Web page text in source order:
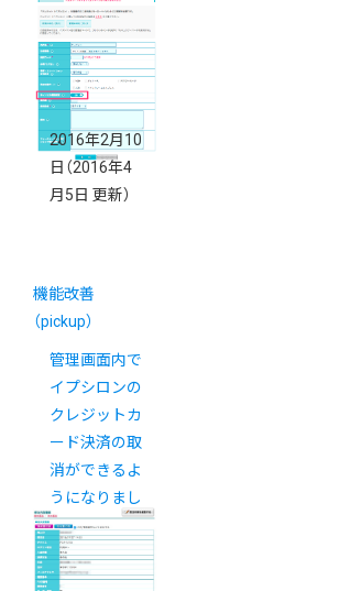
2016年の予
定
2016年2月10
日 （2016年4
月5日 更新）
機能改善
（pickup）
管理画面内で
イプシロンの
クレジットカ
ード決済の取
消ができるよ
うになりまし
た。